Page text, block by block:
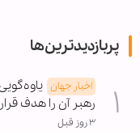
پربازدیدترین‌ها
اخبار جهان
رهبر آن را هدف
۳ روز قبل